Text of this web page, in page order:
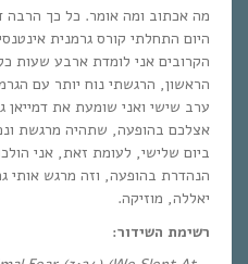
מה אכתוב ומה אומר. כל כך הרבה
היום התחלתי קורס גרמנית
הקרובים אני לומדת ארבע שעות
הראשון, הרגשתי נוח יותר עם
ערב שישי ואני שומעת את דמייאן
אצלכם בהופעה, שתהיה מרגשת
הנהדרת בהופעה, וזה מרגש אותי
יאללה, מוזיקה.
רשימת השידור: